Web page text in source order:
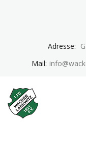
Adresse:
Mail: